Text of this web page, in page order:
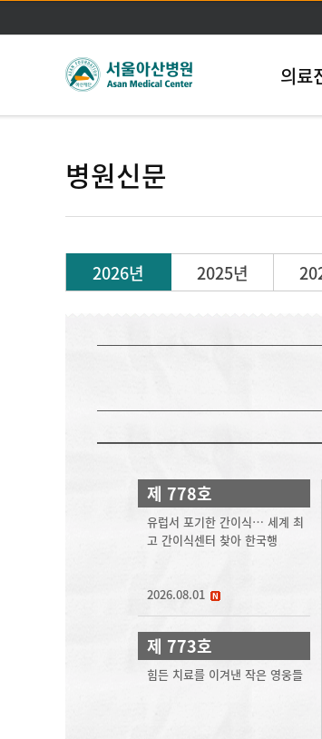
의료
병원신문
2026년 2025년
제 778호
유럽서 포기한 간이식… 세계 최
고 간이식센터 찾아 한국행
2026.08.01
제 773호
힘든 치료를 이겨낸 작은 영웅들